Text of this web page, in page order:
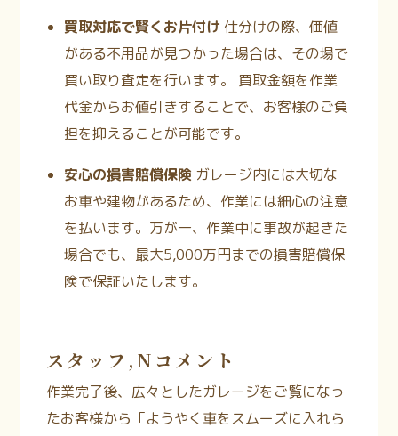
買取対応で賢くお片付け 仕分けの際、価値
がある不用品が見つかった場合は、その場で
買い取り査定を行います。 買取金額を作業
代金からお値引きすることで、お客様のご負
担を抑えることが可能です。
安心の損害賠償保険 ガレージ内には大切な
お車や建物があるため、作業には細心の注意
を払います。万が一、作業中に事故が起きた
場合でも、最大5,000万円までの損害賠償保
険で保証いたします。
スタッフ,Nコメント
作業完了後、広々としたガレージをご覧になっ
たお客様から「ようやく車をスムーズに入れら